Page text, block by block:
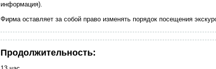
информация).
Фирма оставляет за собой право изменять порядок посещения
Продолжительность: